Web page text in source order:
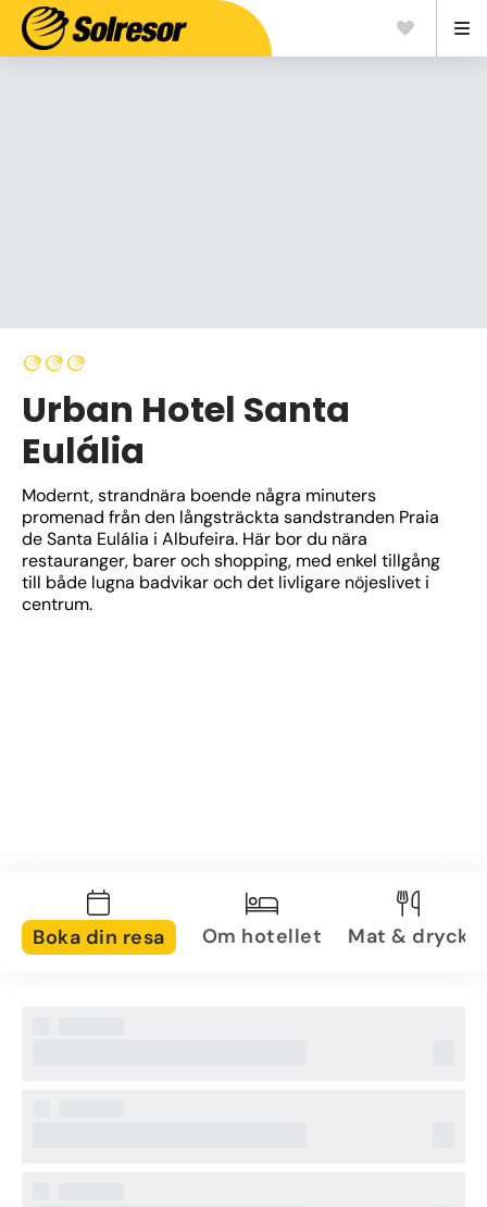
Urban Hotel Santa
Eulália
Modernt, strandnära boende några minuters
promenad från den långsträckta sandstranden Praia
de Santa Eulália i Albufeira. Här bor du nära
restauranger, barer och shopping, med enkel tillgång
till både lugna badvikar och det livligare nöjeslivet i
centrum.
Boka din resa Om hotellet Mat & dryck